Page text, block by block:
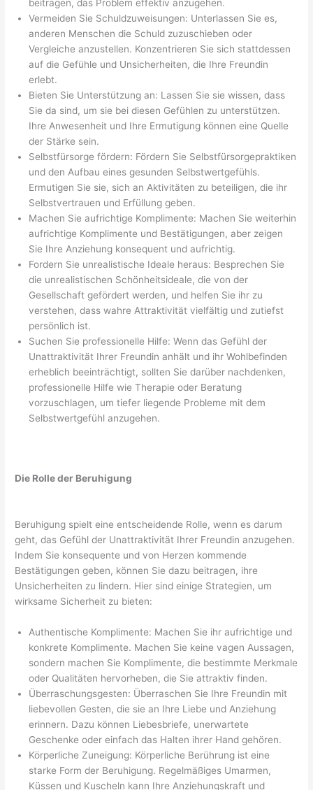
beitragen, das Problem effektiv anzugehen.
Vermeiden Sie Schuldzuweisungen: Unterlassen Sie es,
anderen Menschen die Schuld zuzuschieben oder
Vergleiche anzustellen. Konzentrieren Sie sich stattdessen
auf die Gefühle und Unsicherheiten, die Ihre Freundin
erlebt.
Bieten Sie Unterstützung an: Lassen Sie sie wissen, dass
Sie da sind, um sie bei diesen Gefühlen zu unterstützen.
Ihre Anwesenheit und Ihre Ermutigung können eine Quelle
der Stärke sein.
Selbstfürsorge fördern: Fördern Sie Selbstfürsorgepraktiken
und den Aufbau eines gesunden Selbstwertgefühls.
Ermutigen Sie sie, sich an Aktivitäten zu beteiligen, die ihr
Selbstvertrauen und Erfüllung geben.
Machen Sie aufrichtige Komplimente: Machen Sie weiterhin
aufrichtige Komplimente und Bestätigungen, aber zeigen
Sie Ihre Anziehung konsequent und aufrichtig.
Fordern Sie unrealistische Ideale heraus: Besprechen Sie
die unrealistischen Schönheitsideale, die von der
Gesellschaft gefördert werden, und helfen Sie ihr zu
verstehen, dass wahre Attraktivität vielfältig und zutiefst
persönlich ist.
Suchen Sie professionelle Hilfe: Wenn das Gefühl der
Unattraktivität Ihrer Freundin anhält und ihr Wohlbefinden
erheblich beeinträchtigt, sollten Sie darüber nachdenken,
professionelle Hilfe wie Therapie oder Beratung
vorzuschlagen, um tiefer liegende Probleme mit dem
Selbstwertgefühl anzugehen.
Die Rolle der Beruhigung
Beruhigung spielt eine entscheidende Rolle, wenn es darum
geht, das Gefühl der Unattraktivität Ihrer Freundin anzugehen.
Indem Sie konsequente und von Herzen kommende
Bestätigungen geben, können Sie dazu beitragen, ihre
Unsicherheiten zu lindern. Hier sind einige Strategien, um
wirksame Sicherheit zu bieten:
Authentische Komplimente: Machen Sie ihr aufrichtige und
konkrete Komplimente. Machen Sie keine vagen Aussagen,
sondern machen Sie Komplimente, die bestimmte Merkmale
oder Qualitäten hervorheben, die Sie attraktiv finden.
Überraschungsgesten: Überraschen Sie Ihre Freundin mit
liebevollen Gesten, die sie an Ihre Liebe und Anziehung
erinnern. Dazu können Liebesbriefe, unerwartete
Geschenke oder einfach das Halten ihrer Hand gehören.
Körperliche Zuneigung: Körperliche Berührung ist eine
starke Form der Beruhigung. Regelmäßiges Umarmen,
Küssen und Kuscheln kann Ihre Anziehungskraft und